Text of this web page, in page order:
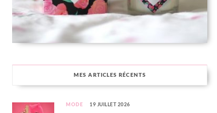
MES ARTICLES RÉCENTS
MODE 19 JUILLET 2026